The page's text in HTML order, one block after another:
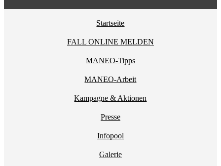
Startseite
FALL ONLINE MELDEN
MANEO-Tipps
MANEO-Arbeit
Kampagne & Aktionen
Presse
Infopool
Galerie